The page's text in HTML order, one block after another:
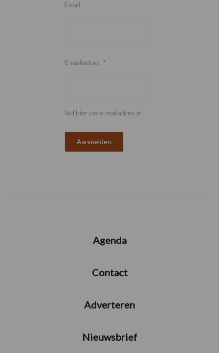
Email
E-mailadres *
Vul hier uw e-mailadres in
Agenda
Contact
Adverteren
Nieuwsbrief